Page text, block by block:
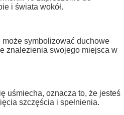
i świata wokół.
symbolizować duchowe
znalezienia swojego miejsca w
uśmiecha, oznacza to, że jesteś
szczęścia i spełnienia.